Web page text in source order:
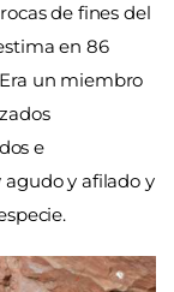
de fines del
en 86
un miembro
e
y afilado y